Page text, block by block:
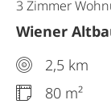
3 Zimmer
Wiener
2,5 km
80 m²